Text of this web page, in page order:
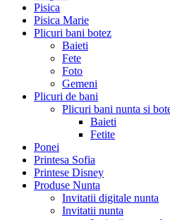
Pisica
Pisica Marie
Plicuri bani botez
Baieti
Fete
Foto
Gemeni
Plicuri de bani
Plicuri bani nunta si
Baieti
Fetite
Ponei
Printesa Sofia
Printese Disney
Produse Nunta
Invitatii digitale nunta
Invitatii nunta